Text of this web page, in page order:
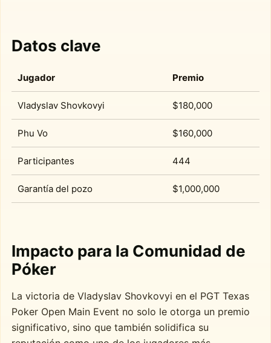
Datos clave
Jugador Premio
Vladyslav Shovkovyi $180,000
Phu Vo $160,000
Participantes 444
Garantía del pozo $1,000,000
Impacto para la Comunidad de
Póker
La victoria de Vladyslav Shovkovyi en el PGT Texas
Poker Open Main Event no solo le otorga un premio
significativo, sino que también solidifica su